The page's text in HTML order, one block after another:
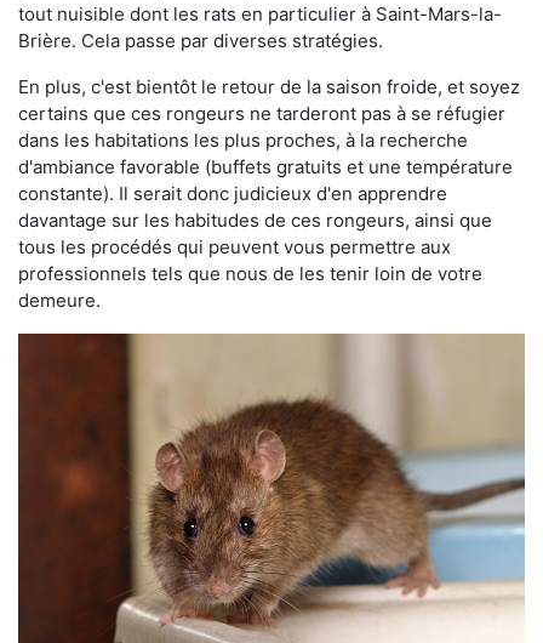
tout nuisible dont les rats en particulier à Saint-Mars-la-
Brière. Cela passe par diverses stratégies.
En plus, c'est bientôt le retour de la saison froide, et soyez
certains que ces rongeurs ne tarderont pas à se réfugier
dans les habitations les plus proches, à la recherche
d'ambiance favorable (buffets gratuits et une température
constante). Il serait donc judicieux d'en apprendre
davantage sur les habitudes de ces rongeurs, ainsi que
tous les procédés qui peuvent vous permettre aux
professionnels tels que nous de les tenir loin de votre
demeure.